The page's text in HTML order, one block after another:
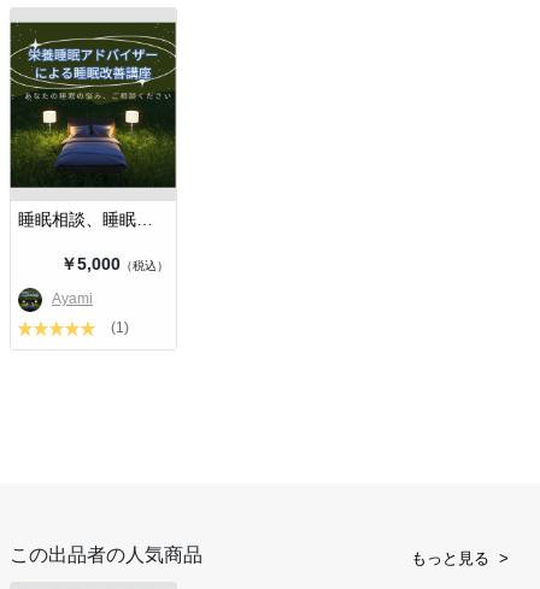
￥5,000（税込）
Ayami
(1)
この出品者の人気商品 もっと見る